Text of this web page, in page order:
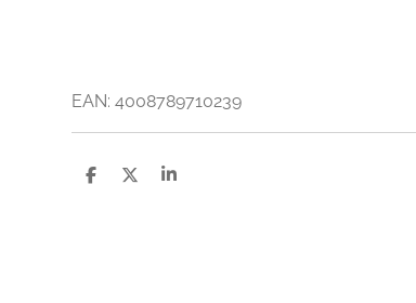
EAN: 4008789710239
D
D
S